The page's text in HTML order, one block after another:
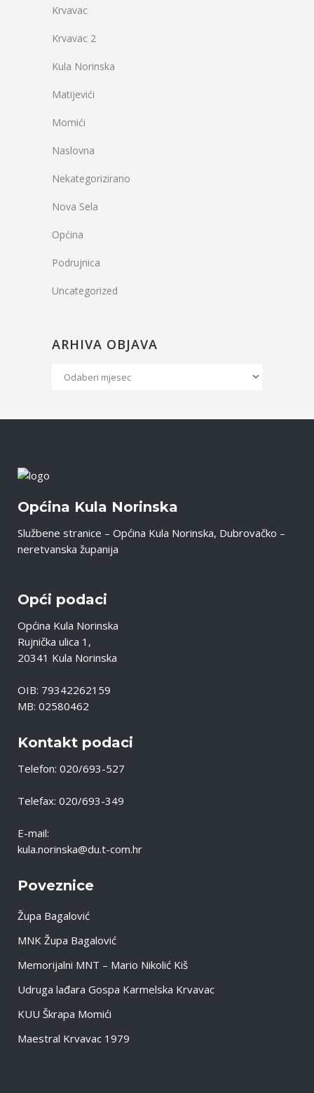
Krvavac
Krvavac 2
Kula Norinska
Matijevići
Momići
Naslovna
Nekategorizirano
Nova Sela
Općina
Podrujnica
Uncategorized
ARHIVA OBJAVA
Arhiva
Općina Kula Norinska
Službene stranice – Općina Kula Norinska, Dubrovačko –
neretvanska županija
Opći podaci
Općina Kula Norinska
Rujnička ulica 1,
20341 Kula Norinska
OIB: 79342262159
MB: 02580462
Kontakt podaci
Telefon: 020/693-527
Telefax: 020/693-349
E-mail:
kula.norinska@du.t-com.hr
Poveznice
Župa Bagalović
MNK Župa Bagalović
Memorijalni MNT – Mario Nikolić Kiš
Udruga lađara Gospa Karmelska Krvavac
KUU Škrapa Momići
Maestral Krvavac 1979